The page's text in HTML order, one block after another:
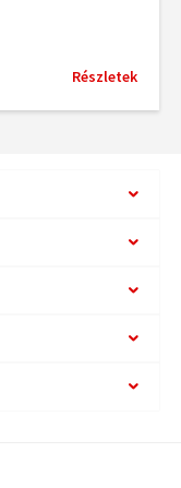
Részletek